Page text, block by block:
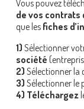
Vous pouvez
de vos contrats
que les fiches
1) Sélectionner
société
2) Sélectionner la
3) Sélectionner le
4) Téléchargez